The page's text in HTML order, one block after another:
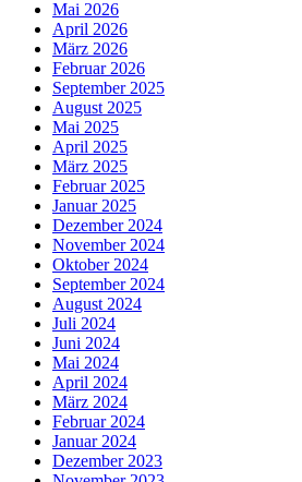
Mai 2026
April 2026
März 2026
Februar 2026
September 2025
August 2025
Mai 2025
April 2025
März 2025
Februar 2025
Januar 2025
Dezember 2024
November 2024
Oktober 2024
September 2024
August 2024
Juli 2024
Juni 2024
Mai 2024
April 2024
März 2024
Februar 2024
Januar 2024
Dezember 2023